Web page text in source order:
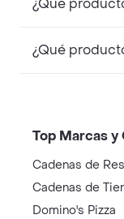
¿Qué
¿Qué
Top Marcas y
Cadenas de
Cadenas de
Domino's Pizza